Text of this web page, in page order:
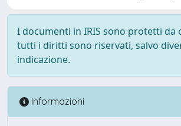
I documenti in IRIS sono protetti da
tutti i diritti sono riservati, salvo
indicazione.
Informazioni